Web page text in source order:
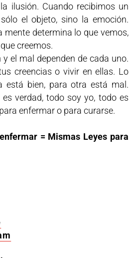
ilusión. Cuando recibimos un
el objeto, sino la emoción.
mente determina lo que vemos,
creemos.
y el mal dependen de cada uno.
creencias o vivir en ellas. Lo
está bien, para otra está mal.
verdad, todo soy yo, todo es
enfermar o para curarse.
= Mismas Leyes para